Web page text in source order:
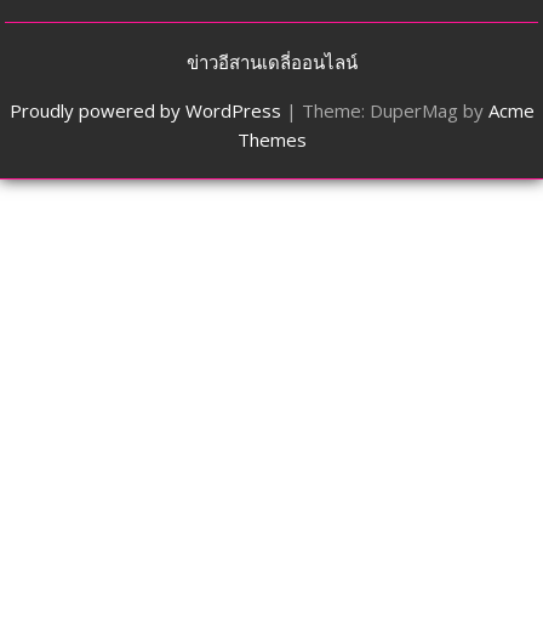
ข่าวอีสานเดลี่ออนไลน์
Proudly powered by WordPress | Theme: DuperMag by Acme
Themes